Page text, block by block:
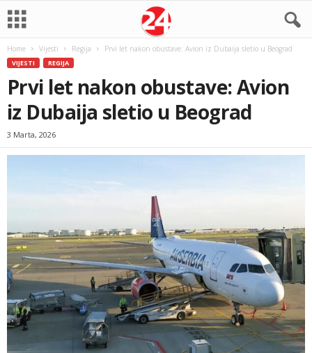
Home Vijesti Regija Prvi let nakon obustave: Avion iz Dubaija sletio u Beograd
VIJESTI REGIJA
Prvi let nakon obustave: Avion
iz Dubaija sletio u Beograd
3 Marta, 2026